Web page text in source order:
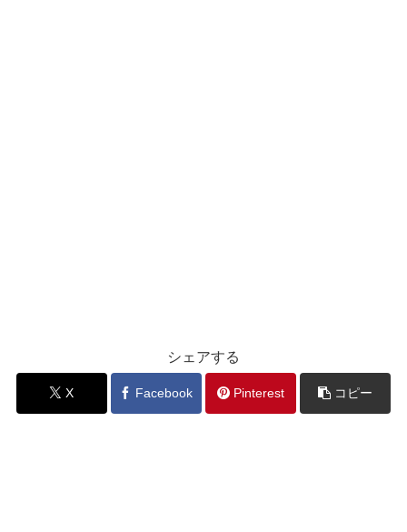
シェアする
X Facebook Pinterest コピー